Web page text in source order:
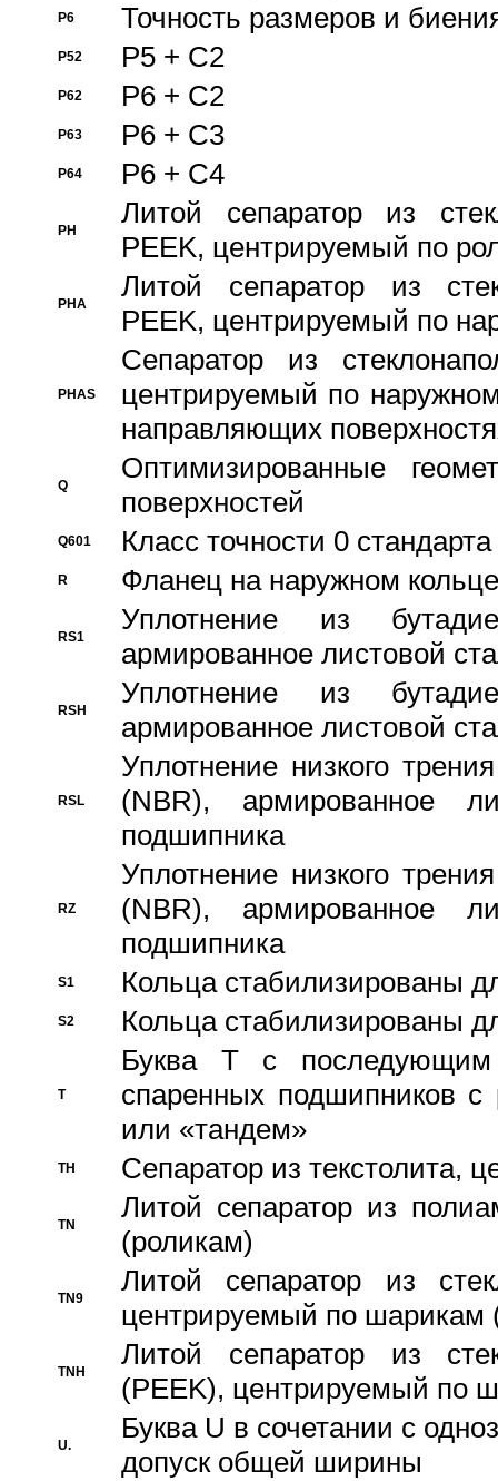
P6 Точность размеров и
P52 P5 + C2
P62 P6 + C2
P63 P6 + C3
P64 P6 + C4
PH
Литой сепаратор из
PEEK, центрируемый по
PHA
Литой сепаратор из
PEEK, центрируемый по
PHAS
Сепаратор из
центрируемый по
направляющих
Q
Оптимизированные
поверхностей
Q601 Класс точности 0
R Фланец на наружном кольце
RS1
Уплотнение из
армированное листовой
RSH
Уплотнение из
армированное листовой
RSL
Уплотнение низкого
(NBR), армированное
подшипника
RZ
Уплотнение низкого
(NBR), армированное
подшипника
S1 Кольца стабилизированы
S2 Кольца стабилизированы
T
Буква T с
спаренных подшипников
или «тандем»
TH Сепаратор из текстолита,
TN
Литой сепаратор из
(роликам)
TN9
Литой сепаратор из
центрируемый по шарикам
TNH
Литой сепаратор из
(PEEK), центрируемый по
U.
Буква U в сочетании с
допуск общей ширины